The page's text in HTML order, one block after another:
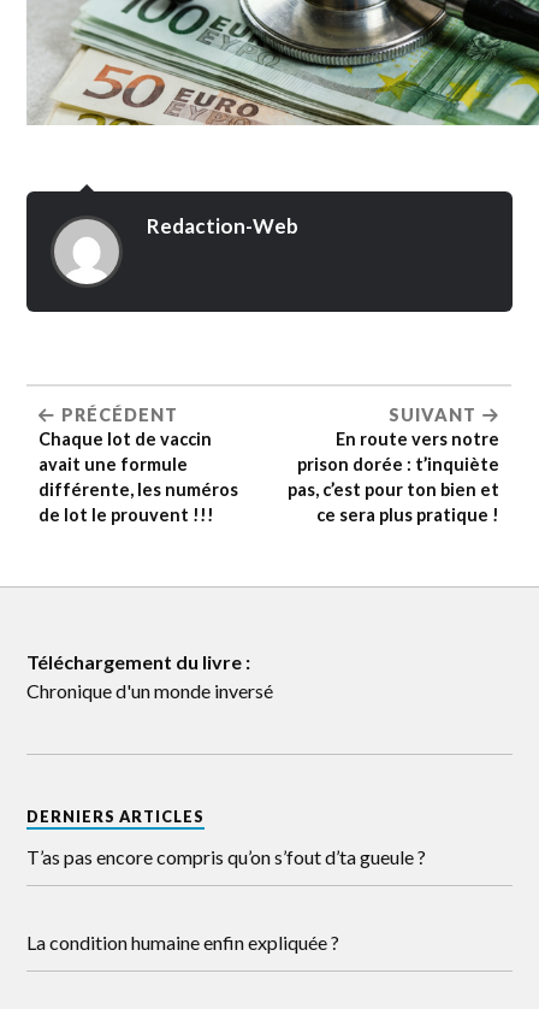
Redaction-Web
PRÉCÉDENT
Chaque lot de vaccin
avait une formule
différente, les numéros
de lot le prouvent !!!
SUIVANT
En route vers notre
prison dorée : t’inquiète
pas, c’est pour ton bien et
ce sera plus pratique !
Téléchargement du livre :
Chronique d'un monde inversé
DERNIERS ARTICLES
T’as pas encore compris qu’on s’fout d’ta gueule ?
La condition humaine enfin expliquée ?